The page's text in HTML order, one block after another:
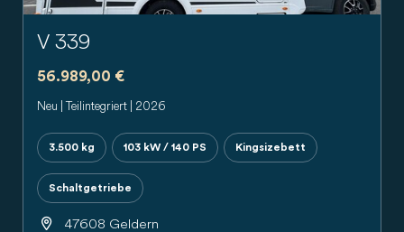
V 339
56.989,00 €
Neu | Teilintegriert | 2026
3.500 kg 103 kW / 140 PS Kingsizebett
Schaltgetriebe
47608 Geldern